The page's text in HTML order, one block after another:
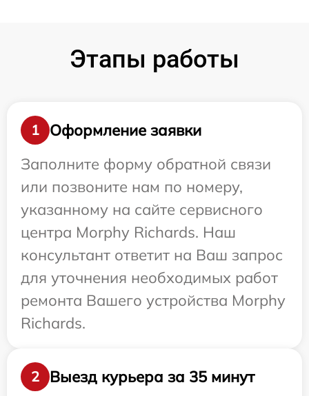
Этапы работы
1
Оформление заявки
Заполните форму обратной связи
или позвоните нам по номеру,
указанному на сайте сервисного
центра Morphy Richards. Наш
консультант ответит на Ваш запрос
для уточнения необходимых работ
ремонта Вашего устройства Morphy
Richards.
2
Выезд курьера за 35 минут